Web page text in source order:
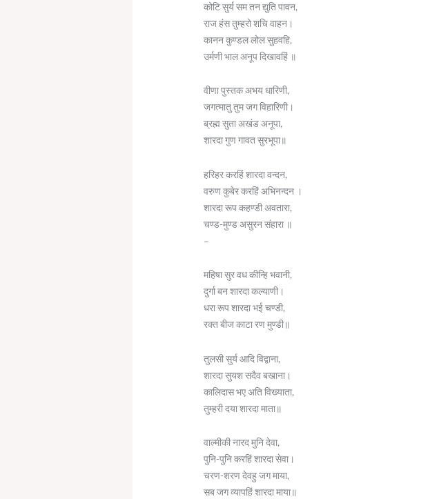
कोटि सुर्य सम तन द्युति पावन,
राज हंस तुम्हरो शचि वाहन।
कानन कुण्डल लोल सुहवहि,
उर्मणी भाल अनूप दिखावहिं ॥
वीणा पुस्तक अभय धारिणी,
जगत्मातु तुम जग विहारिणी।
ब्रह्म सुता अखंड अनूपा,
शारदा गुण गावत सुरभूपा॥
हरिहर करहिं शारदा वन्दन,
वरुण कुबेर करहिं अभिनन्दन ।
शारदा रूप कहण्डी अवतारा,
चण्ड-मुण्ड असुरन संहारा ॥
–
महिषा सुर वध कीन्हि भवानी,
दुर्गा बन शारदा कल्याणी।
धरा रूप शारदा भई चण्डी,
रक्त बीज काटा रण मुण्डी॥
तुलसी सुर्य आदि विद्वाना,
शारदा सुयश सदैव बखाना।
कालिदास भए अति विख्याता,
तुम्हरी दया शारदा माता॥
वाल्मीकी नारद मुनि देवा,
पुनि-पुनि करहिं शारदा सेवा।
चरण-शरण देवहु जग माया,
सब जग व्यापहिं शारदा माया॥